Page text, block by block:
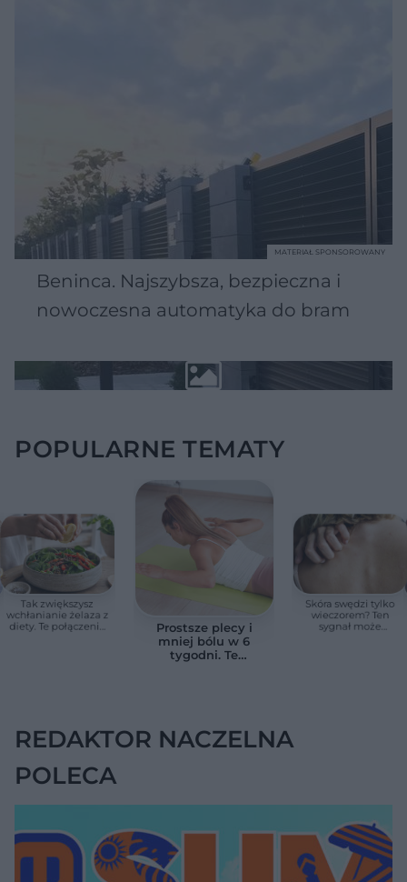
Beninca. Najszybsza, bezpieczna i
nowoczesna automatyka do bram
MATERIAŁ SPONSOROWANY
POPULARNE TEMATY
Tak zwiększysz
wchłanianie żelaza z
diety. Te połączenia
Prostsze plecy i
mniej bólu w 6
tygodni. Te
Skóra swędzi tylko
wieczorem? Ten
sygnał może
REDAKTOR NACZELNA
POLECA